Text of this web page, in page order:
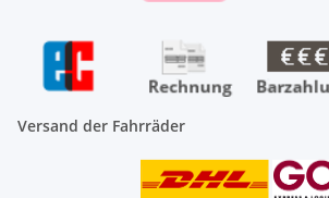
Versand der Fahrräder